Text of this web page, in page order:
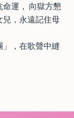
運， 向獄方懇
兒，永遠記住母
，在歌聲中縫